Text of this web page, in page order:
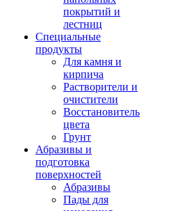
покрытий и
лестниц
Специальные
продукты
Для камня и
кирпича
Растворители и
очистители
Восстановитель
цвета
Грунт
Абразивы и
подготовка
поверхностей
Абразивы
Пады для